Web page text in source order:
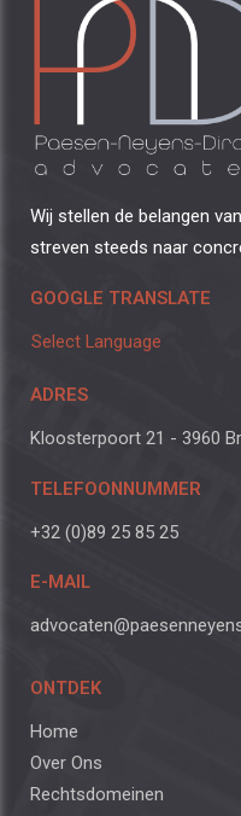
Wij stellen de belangen
streven steeds naar
GOOGLE TRANSLATE
Select Language
ADRES
Kloosterpoort 21 - 3960
TELEFOONNUMMER
+32 (0)89 25 85 25
E-MAIL
ONTDEK
Home
Over Ons
Rechtsdomeinen